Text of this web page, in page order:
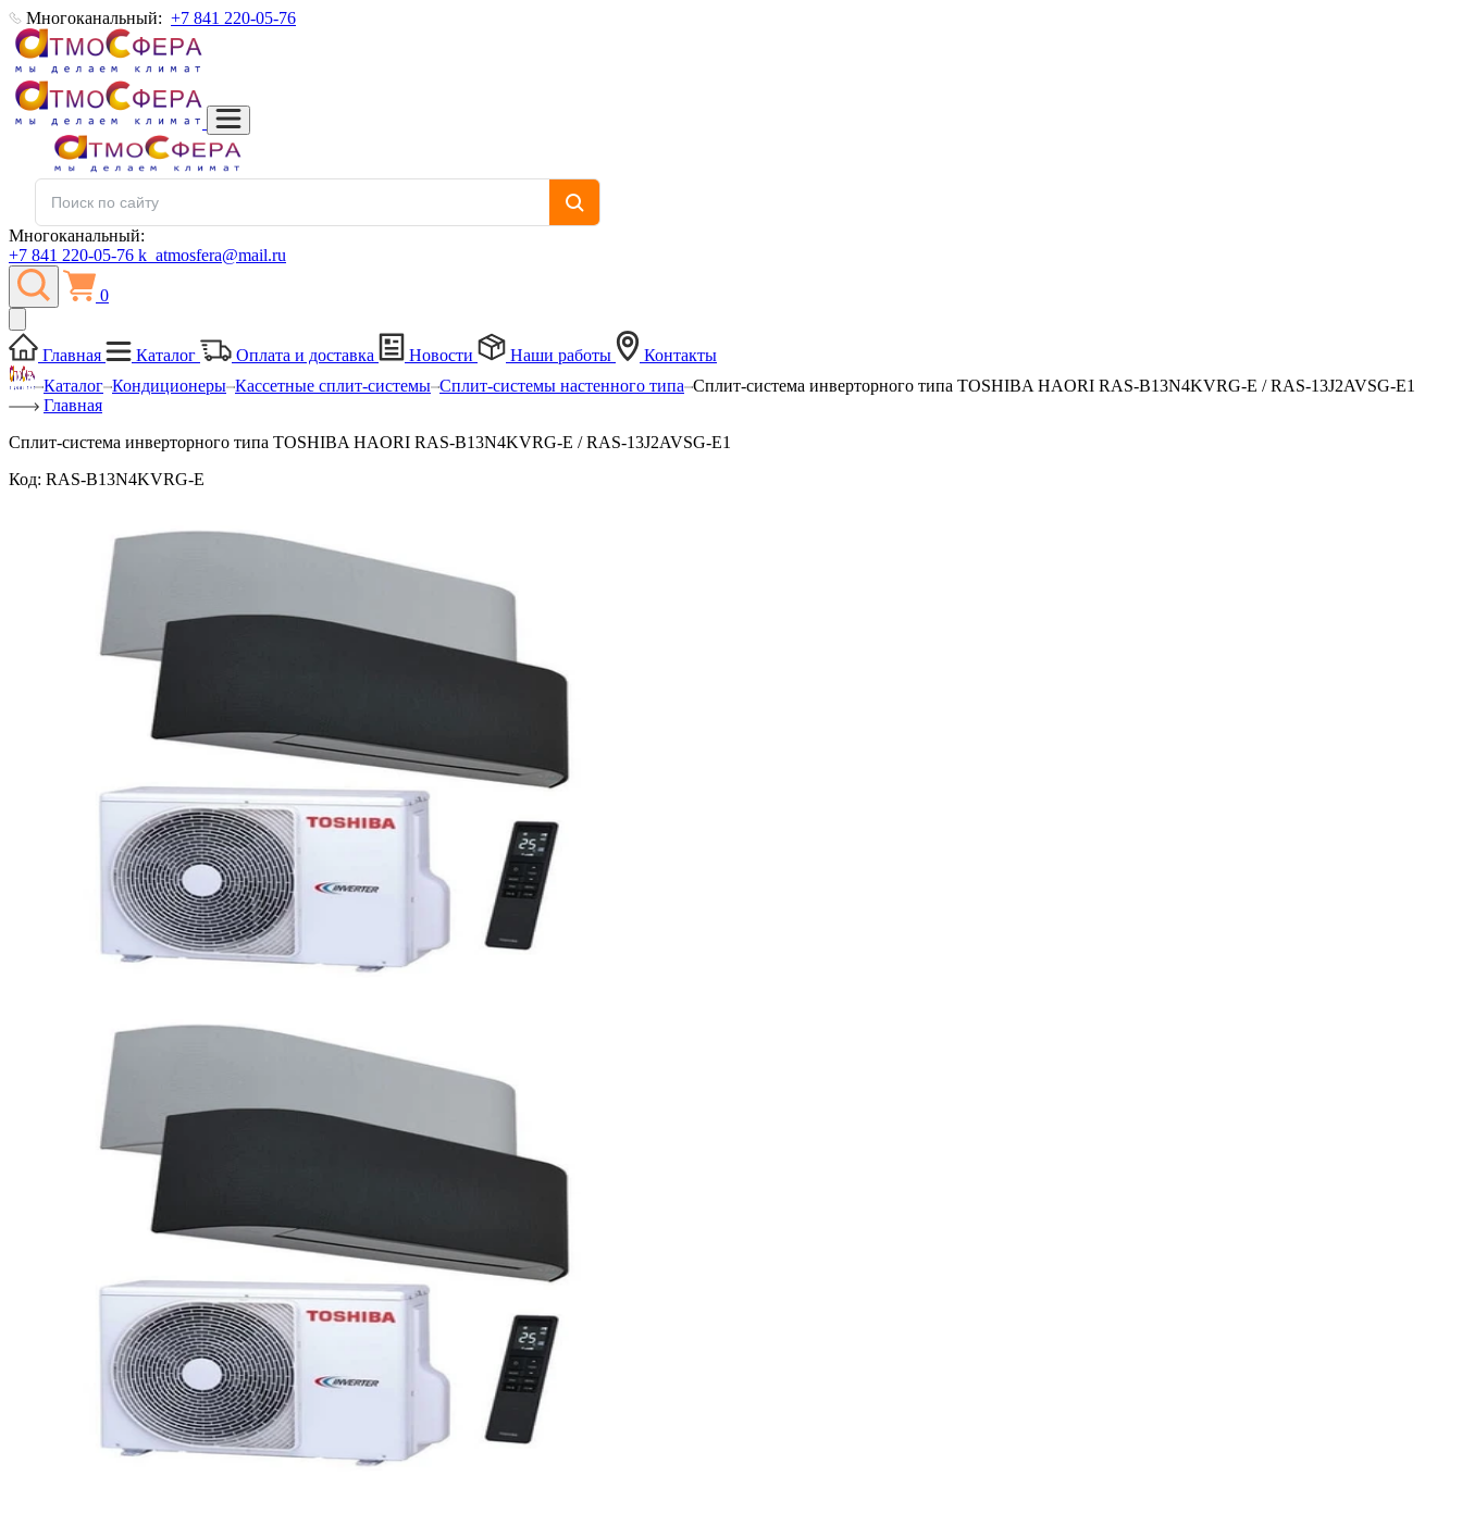
Многоканальный: +7 841 220-05-76
Многоканальный:
+7 841 220-05-76 k_atmosfera@mail.ru
0
Главная Каталог Оплата и доставка Новости Наши работы
Контакты
Каталог Кондиционеры Кассетные сплит-системы Сплит-системы настенного типа Сплит-система инверторного типа TOSHIBA HAORI RAS-B13N4KVRG-E / RAS-13J2AVSG-E1
Главная
Сплит-система инверторного типа TOSHIBA HAORI RAS-B13N4KVRG-E / RAS-13J2AVSG-E1
Код: RAS-B13N4KVRG-E